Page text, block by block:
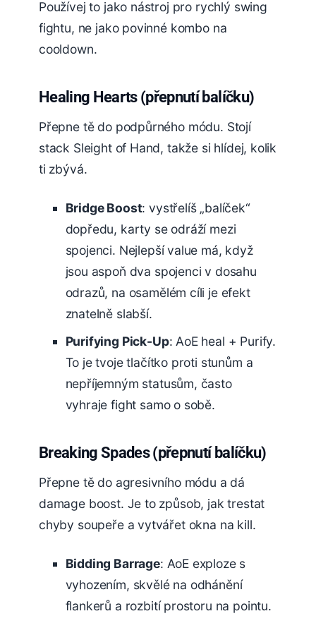
Používej to jako nástroj pro rychlý swing
fightu, ne jako povinné kombo na
cooldown.
Healing Hearts (přepnutí balíčku)
Přepne tě do podpůrného módu. Stojí
stack Sleight of Hand, takže si hlídej, kolik
ti zbývá.
Bridge Boost: vystřelíš „balíček“
dopředu, karty se odráží mezi
spojenci. Nejlepší value má, když
jsou aspoň dva spojenci v dosahu
odrazů, na osamělém cíli je efekt
znatelně slabší.
Purifying Pick-Up: AoE heal + Purify.
To je tvoje tlačítko proti stunům a
nepříjemným statusům, často
vyhraje fight samo o sobě.
Breaking Spades (přepnutí balíčku)
Přepne tě do agresivního módu a dá
damage boost. Je to způsob, jak trestat
chyby soupeře a vytvářet okna na kill.
Bidding Barrage: AoE exploze s
vyhozením, skvělé na odhánění
flankerů a rozbití prostoru na pointu.